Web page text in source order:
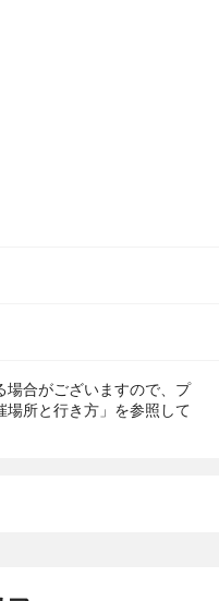
場合がございますので、プ
場所と行き方」を参照して